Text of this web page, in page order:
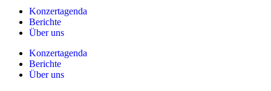
Konzertagenda
Berichte
Über uns
Konzertagenda
Berichte
Über uns